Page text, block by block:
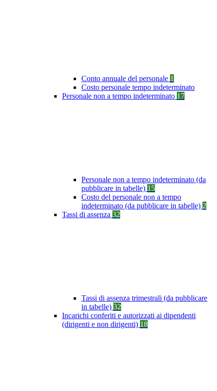
Conto annuale del personale 1
Costo personale tempo indeterminato
Personale non a tempo indeterminato 17
Personale non a tempo indeterminato (da
pubblicare in tabelle) 15
Costo del personale non a tempo
indeterminato (da pubblicare in tabelle) 2
Tassi di assenza 32
Tassi di assenza trimestrali (da pubblicare
in tabelle) 32
Incarichi conferiti e autorizzati ai dipendenti
(dirigenti e non dirigenti) 18